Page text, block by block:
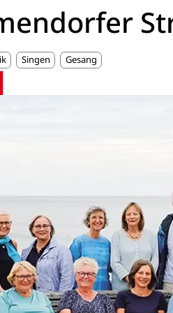
Singen Gesang